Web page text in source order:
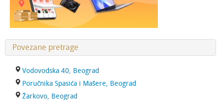
Povezane pretrage
Vodovodska 40, Beograd
Poručnika Spasića i Mašere, Beograd
Žarkovo, Beograd